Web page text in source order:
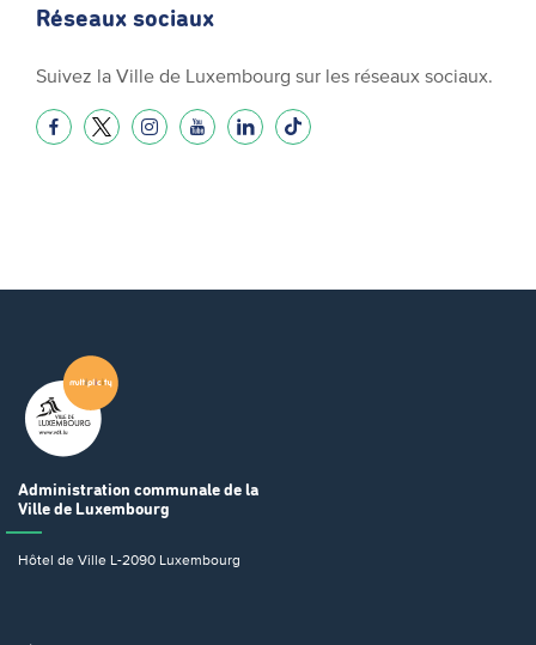
Réseaux sociaux
Suivez la Ville de Luxembourg sur les réseaux sociaux.
Administration communale de la
Ville de Luxembourg
Hôtel de Ville L-2090 Luxembourg